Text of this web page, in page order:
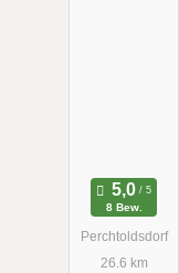
8 Bew.
Perchtoldsdorf
26.6 km